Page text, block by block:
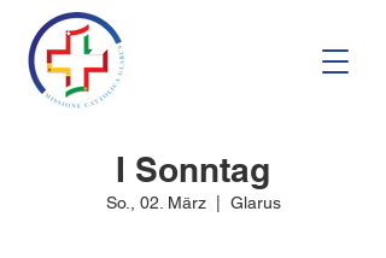
I Sonntag
So., 02. März
  |
Glarus